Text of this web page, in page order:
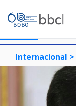
Internacional >